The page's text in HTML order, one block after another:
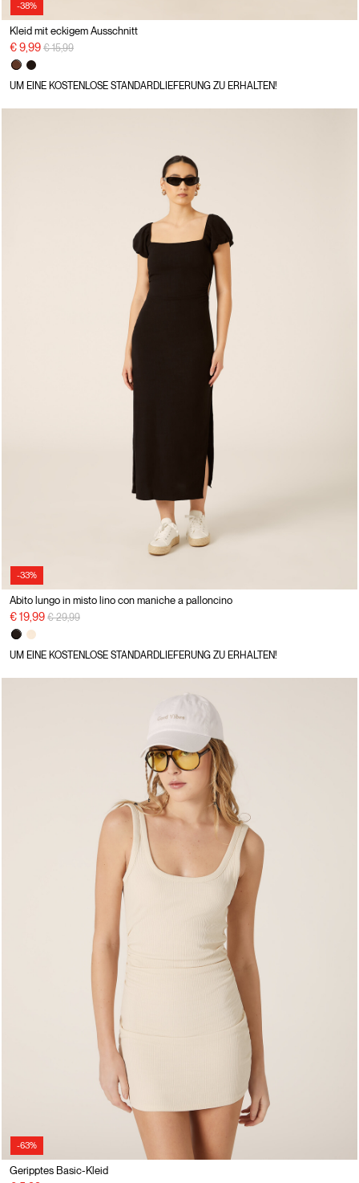
-38%
Kleid mit eckigem Ausschnitt
€ 9,99 Preisreduzierung von
€ 15,99auf
UM EINE KOSTENLOSE STANDARDLIEFERUNG ZU ERHALTEN!
-33%
Abito lungo in misto lino con maniche a palloncino
€ 19,99 Preisreduzierung von
€ 29,99auf
UM EINE KOSTENLOSE STANDARDLIEFERUNG ZU ERHALTEN!
-63%
Geripptes Basic-Kleid